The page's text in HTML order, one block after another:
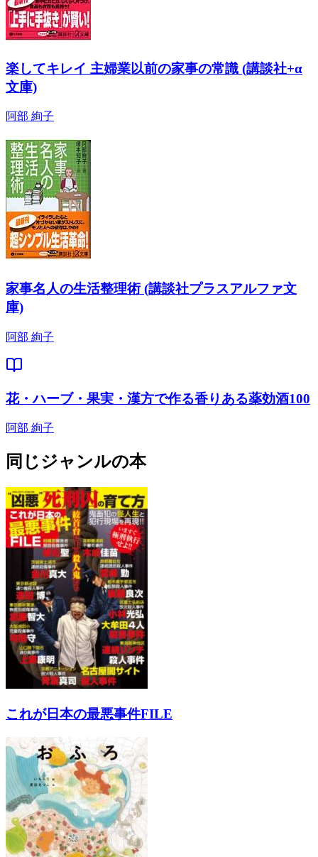
楽してキレイ 主婦業以前の家事の常識 (講談社+α
文庫)
阿部 絢子
家事名人の生活整理術 (講談社プラスアルファ文
庫)
阿部 絢子
花・ハーブ・果実・漢方で作る香りある薬効酒100
阿部 絢子
同じジャンルの本
これが日本の最悪事件FILE